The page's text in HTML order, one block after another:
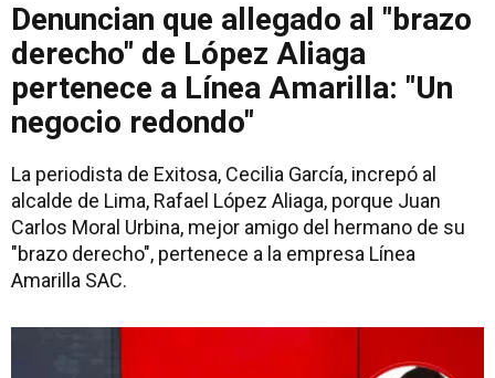
Denuncian que allegado al "brazo
derecho" de López Aliaga
pertenece a Línea Amarilla: "Un
negocio redondo"
La periodista de Exitosa, Cecilia García, increpó al
alcalde de Lima, Rafael López Aliaga, porque Juan
Carlos Moral Urbina, mejor amigo del hermano de su
"brazo derecho", pertenece a la empresa Línea
Amarilla SAC.